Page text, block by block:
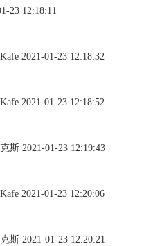
23 12:18:11
2021-01-23 12:18:32
2021-01-23 12:18:52
斯 2021-01-23 12:19:43
2021-01-23 12:20:06
斯 2021-01-23 12:20:21